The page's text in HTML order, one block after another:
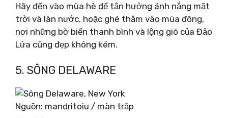
Hãy đến vào mùa hè để tận hưởng ánh nắng mặt
trời và làn nước, hoặc ghé thăm vào mùa đông,
nơi những bờ biển thanh bình và lộng gió của Đảo
Lửa cũng đẹp không kém.
5. SÔNG DELAWARE
Nguồn: mandritoiu / màn trập